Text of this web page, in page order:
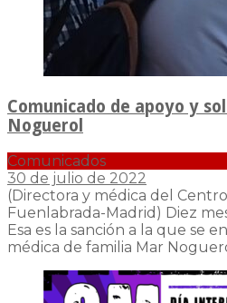
Comunicado de apoyo y
Noguerol
Comunicados
30 de julio de 2022
(Directora y médica del
Fuenlabrada-Madrid) Diez
Esa es la sanción a la que se
médica de familia Mar